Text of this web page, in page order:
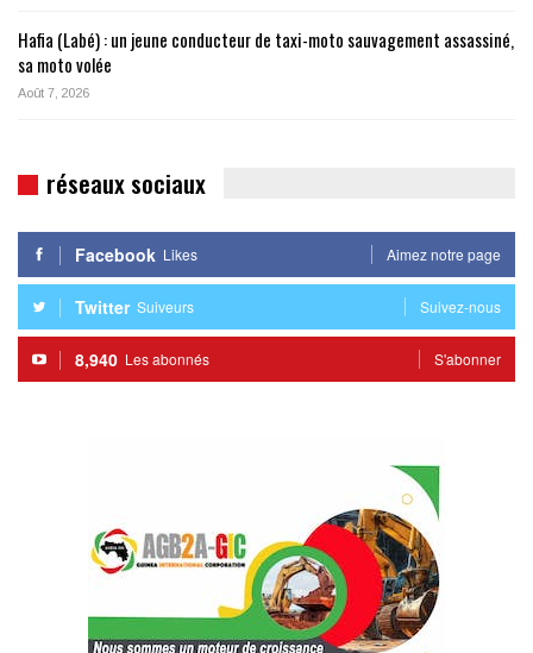
Hafia (Labé) : un jeune conducteur de taxi-moto sauvagement assassiné,
sa moto volée
Août 7, 2026
réseaux sociaux
Facebook Likes Aimez notre page
Twitter Suiveurs Suivez-nous
8,940 Les abonnés S'abonner